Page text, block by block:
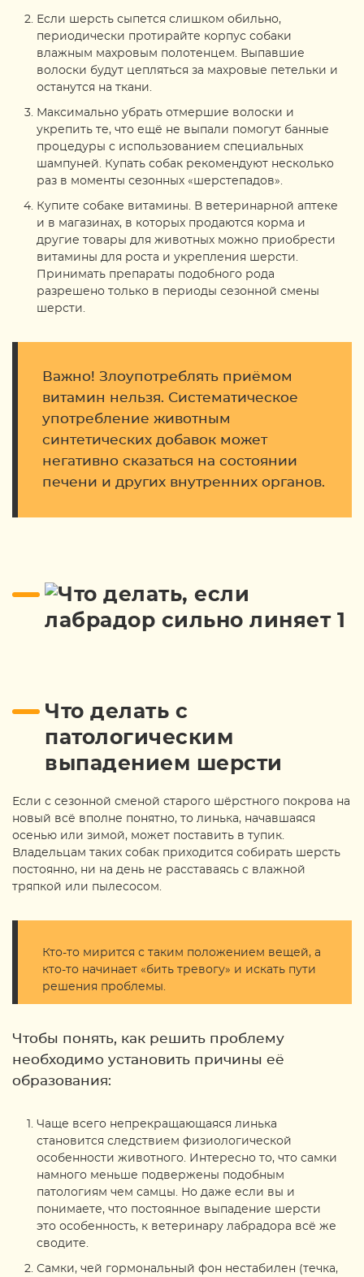
Если шерсть сыпется слишком обильно,
периодически протирайте корпус собаки
влажным махровым полотенцем. Выпавшие
волоски будут цепляться за махровые петельки и
останутся на ткани.
Максимально убрать отмершие волоски и
укрепить те, что ещё не выпали помогут банные
процедуры с использованием специальных
шампуней. Купать собак рекомендуют несколько
раз в моменты сезонных «шерстепадов».
Купите собаке витамины. В ветеринарной аптеке
и в магазинах, в которых продаются корма и
другие товары для животных можно приобрести
витамины для роста и укрепления шерсти.
Принимать препараты подобного рода
разрешено только в периоды сезонной смены
шерсти.
Важно! Злоупотреблять приёмом
витамин нельзя. Систематическое
употребление животным
синтетических добавок может
негативно сказаться на состоянии
печени и других внутренних органов.
Что делать с
патологическим
выпадением шерсти
Если с сезонной сменой старого шёрстного покрова на
новый всё вполне понятно, то линька, начавшаяся
осенью или зимой, может поставить в тупик.
Владельцам таких собак приходится собирать шерсть
постоянно, ни на день не расставаясь с влажной
тряпкой или пылесосом.
Кто-то мирится с таким положением вещей, а
кто-то начинает «бить тревогу» и искать пути
решения проблемы.
Чтобы понять, как решить проблему
необходимо установить причины её
образования:
Чаще всего непрекращающаяся линька
становится следствием физиологической
особенности животного. Интересно то, что самки
намного меньше подвержены подобным
патологиям чем самцы. Но даже если вы и
понимаете, что постоянное выпадение шерсти
это особенность, к ветеринару лабрадора всё же
сводите.
Самки, чей гормональный фон нестабилен (течка,